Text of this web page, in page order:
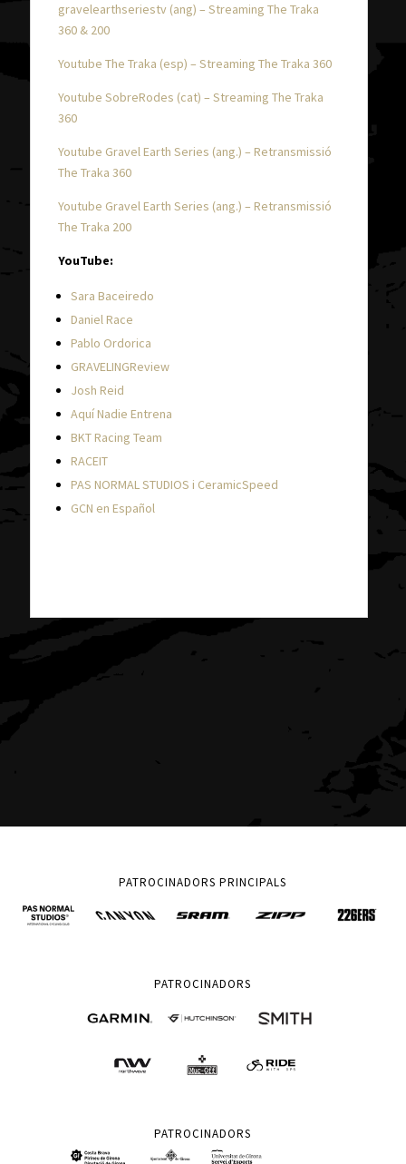
gravelearthseriestv (ang) – Streaming The Traka
360 & 200
Youtube The Traka (esp) – Streaming The Traka 360
Youtube SobreRodes (cat) – Streaming The Traka
360
Youtube Gravel Earth Series (ang.) – Retransmissió
The Traka 360
Youtube Gravel Earth Series (ang.) – Retransmissió
The Traka 200
YouTube:
Sara Baceiredo
Daniel Race
Pablo Ordorica
GRAVELINGReview
Josh Reid
Aquí Nadie Entrena
BKT Racing Team
RACEIT
PAS NORMAL STUDIOS i CeramicSpeed
GCN en Español
PATROCINADORS PRINCIPALS
PATROCINADORS
PATROCINADORS